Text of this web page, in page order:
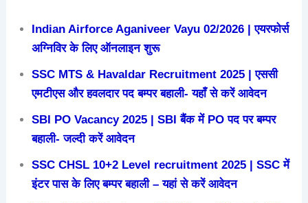
Indian Airforce Aganiveer Vayu 02/2026 | एयरफोर्स
अग्निविर के लिए ऑनलाइन शुरू
SSC MTS & Havaldar Recruitment 2025 | एससी
एमटीएस और हवलदार पद बम्पर बहाली- यहाँ से करें आवेदन
SBI PO Vacancy 2025 | SBI बैंक में PO पद पर बम्पर
बहाली- जल्दी करें आवेदन
SSC CHSL 10+2 Level recruitment 2025 | SSC में
इंटर पास के लिए बम्पर बहाली – यहां से करें आवेदन